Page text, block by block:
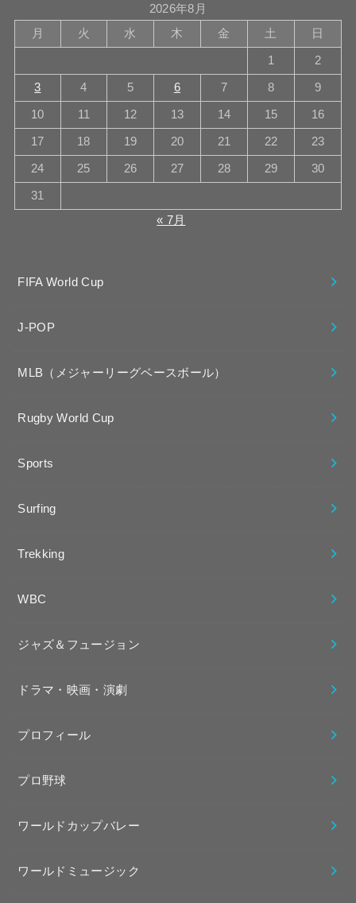
2026年8月
月
火 水 木 金 土 日
1 2
3 4 5 6 7 8 9
10 11 12 13 14 15 16
17 18 19 20 21 22 23
24 25 26 27 28 29 30
31
« 7月
FIFA World Cup
J-POP
MLB（メジャーリーグベースボール）
Rugby World Cup
Sports
Surfing
Trekking
WBC
ジャズ＆フュージョン
ドラマ・映画・演劇
プロフィール
プロ野球
ワールドカップバレー
ワールドミュージック